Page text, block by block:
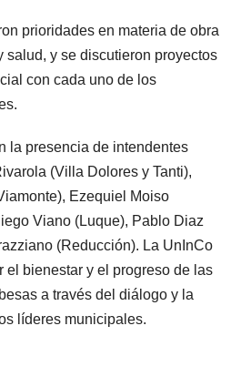
prioridades en materia de obra
salud, y se discutieron proyectos
con cada uno de los
la presencia de intendentes
(Villa Dolores y Tanti),
Ezequiel Moiso
Viano (Luque), Pablo Diaz
(Reducción). La UnInCo
el bienestar y el progreso de las
a través del diálogo y la
líderes municipales.